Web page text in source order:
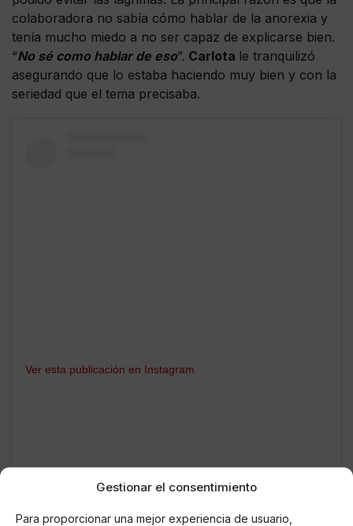
Gestionar el consentimiento
Para proporcionar una mejor experiencia de usuario,
colaboradora no sabía cómo hablar de la anorexia y
tenía mucho miedo a no ser capaz de explicarse bien.
“No sé como hablar de eso”. Carlota le tranquilizó
asegurando que lo estaba haciendo muy bien y con la
seriedad que el tema precisaba.
Ver esta publicación en Instagram